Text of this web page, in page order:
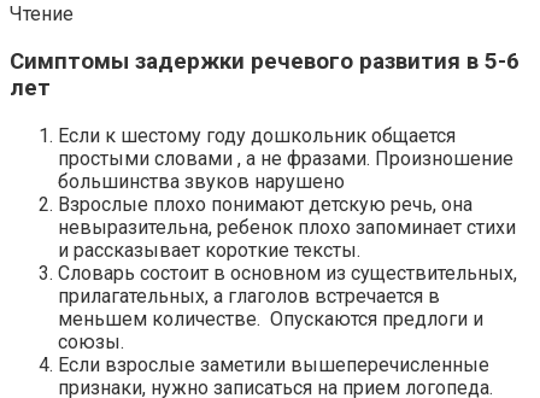
Чтение
Симптомы задержки речевого развития в 5-6
лет
Если к шестому году дошкольник общается
простыми словами , а не фразами. Произношение
большинства звуков нарушено
Взрослые плохо понимают детскую речь, она
невыразительна, ребенок плохо запоминает стихи
и рассказывает короткие тексты.
Словарь состоит в основном из существительных,
прилагательных, а глаголов встречается в
меньшем количестве. Опускаются предлоги и
союзы.
Если взрослые заметили вышеперечисленные
признаки, нужно записаться на прием логопеда.